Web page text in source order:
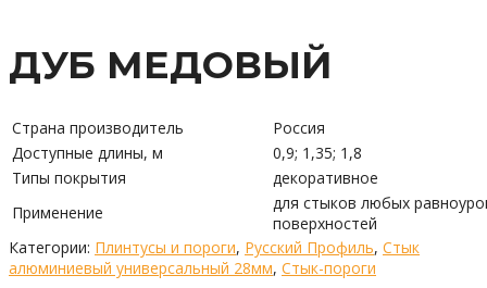
ДУБ МЕДОВЫЙ
Страна производитель
Россия
Доступные длины, м
0,9; 1,35; 1,8
Типы покрытия
декоративное
Применение
для стыков любых
поверхностей
Категории: Плинтусы и пороги, Русский Профиль, Стык
алюминиевый универсальный 28мм, Стык-пороги